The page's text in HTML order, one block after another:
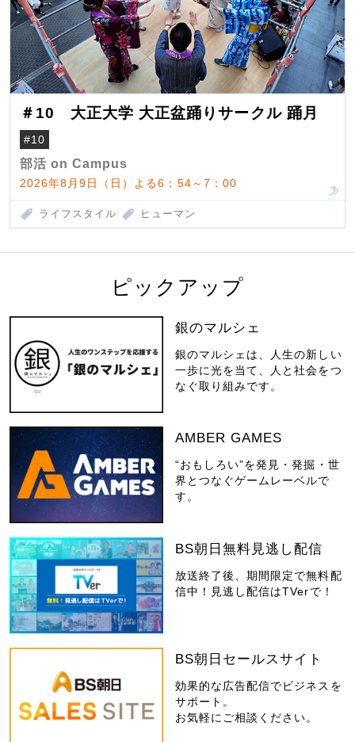
＃10 大正大学 大正盆踊りサークル 踊月
#10
部活 on Campus
2026年8月9日（日）よる6：54～7：00
ライフスタイル ヒューマン
ピックアップ
銀のマルシェ
銀のマルシェは、人生の新しい
一歩に光を当て、人と社会をつ
なぐ取り組みです。
AMBER GAMES
“おもしろい”を発見・発掘・世
界とつなぐゲームレーベルで
す。
BS朝日無料見逃し配信
放送終了後、期間限定で無料配
信中！見逃し配信はTVerで！
BS朝日セールスサイト
効果的な広告配信でビジネスを
サポート。
お気軽にご相談ください。